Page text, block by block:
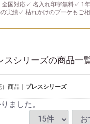
全国対応 ✓ 名入れ印字無料 ✓ 1
実績✓ 枯れかけのブーケもご
スシリーズの商品一
）商品 プレスシリーズ
ました。